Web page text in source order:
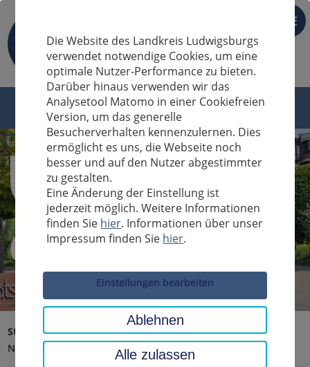
DE
Sucheingabe
Startseite Landratsamt, Landkreis
Aktuelles
Nachrichten
Die Website des Landkreis Ludwigsburgs
verwendet notwendige Cookies, um eine
optimale Nutzer-Performance zu bieten.
Darüber hinaus verwenden wir das
Analysetool Matomo in einer Cookiefreien
Version, um das generelle
Besucherverhalten kennenzulernen. Dies
ermöglicht es uns, die Webseite noch
besser und auf den Nutzer abgestimmter
zu gestalten.
Eine Änderung der Einstellung ist
jederzeit möglich. Weitere Informationen
finden Sie hier. Informationen über unser
Impressum finden Sie hier.
Einstellungen bearbeiten
Ablehnen
Alle zulassen